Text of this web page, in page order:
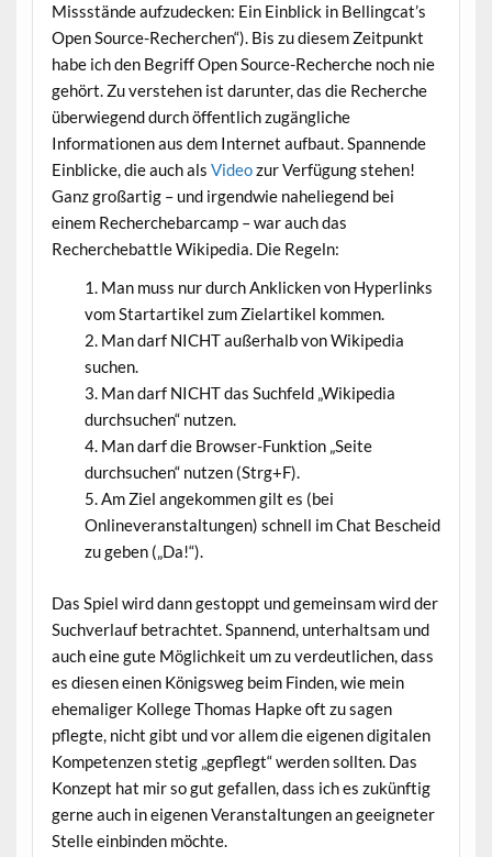
Missstände aufzudecken: Ein Einblick in Bellingcat’s
Open Source-Recherchen“). Bis zu diesem Zeitpunkt
habe ich den Begriff Open Source-Recherche noch nie
gehört. Zu verstehen ist darunter, das die Recherche
überwiegend durch öffentlich zugängliche
Informationen aus dem Internet aufbaut. Spannende
Einblicke, die auch als Videozur Verfügung stehen!
Ganz großartig – und irgendwie naheliegend bei
einem Recherchebarcamp – war auch das
Recherchebattle Wikipedia. Die Regeln:
Man muss nur durch Anklicken von Hyperlinks
vom Startartikel zum Zielartikel kommen.
Man darf NICHT außerhalb von Wikipedia
suchen.
Man darf NICHT das Suchfeld „Wikipedia
durchsuchen“ nutzen.
Man darf die Browser-Funktion „Seite
durchsuchen“ nutzen (Strg+F).
Am Ziel angekommen gilt es (bei
Onlineveranstaltungen) schnell im Chat Bescheid
zu geben („Da!“).
Das Spiel wird dann gestoppt und gemeinsam wird der
Suchverlauf betrachtet. Spannend, unterhaltsam und
auch eine gute Möglichkeit um zu verdeutlichen, dass
es diesen einen Königsweg beim Finden, wie mein
ehemaliger Kollege Thomas Hapke oft zu sagen
pflegte, nicht gibt und vor allem die eigenen digitalen
Kompetenzen stetig „gepflegt“ werden sollten. Das
Konzept hat mir so gut gefallen, dass ich es zukünftig
gerne auch in eigenen Veranstaltungen an geeigneter
Stelle einbinden möchte.